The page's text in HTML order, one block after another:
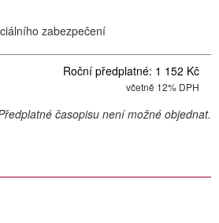
zabezpečení
Roční předplatné: 1 152 Kč
včetně 12% DPH
časopisu není možné objednat.